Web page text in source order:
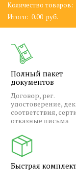
Количество товаров:
Итого: 0.00 руб.
Полный пакет
документов
Договор, рег.
удостоверение,
соответствия,
отказные письма
Быстрая